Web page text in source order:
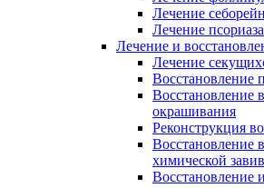
Лечение
Лечение псориаза
Лечение и
Лечение
Восстановление
Восстановление
окрашивания
Реконструкция
Восстановление
химической
Восстановление